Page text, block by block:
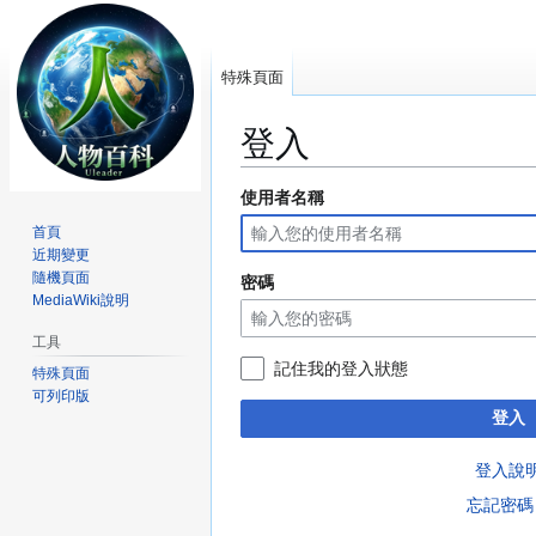
登入
跳
至
導
覽
跳
至
搜
尋
使用者名稱
密碼
記住我的登入狀態
登入
登入說
忘記密
特殊頁面
首頁
近期變更
隨機頁面
MediaWiki說明
工具
特殊頁面
可列印版